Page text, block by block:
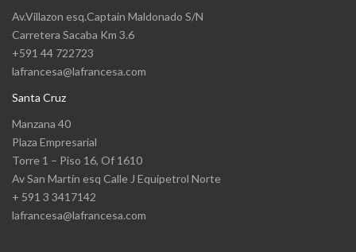
Av.Villazon esq.Captain Maldonado S/N
Carretera Sacaba Km 3.6
+591 44 722723
lafrancesa@lafrancesa.com
Santa Cruz
Manzana 40
Plaza Empresarial
Torre 1 – Piso 16, Of 1610
Av San Martín esq Calle J Equipetrol Norte
+ 591 3 3417142
lafrancesa@lafrancesa.com